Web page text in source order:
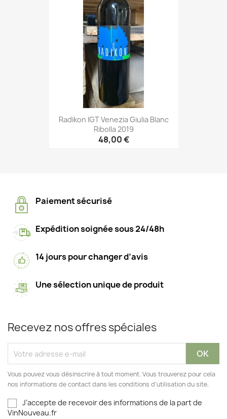
Radikon IGT Venezia Giulia Blanc
Ribolla 2019
48,00 €
Paiement sécurisé
Expédition soignée sous 24/48h
14 jours pour changer d’avis
Une sélection unique de produit
Recevez nos offres spéciales
Vous pouvez vous désinscrire à tout moment. Vous trouverez pour cela
nos informations de contact dans les conditions d'utilisation du site.
J’accepte de recevoir des informations de la part de
VinNouveau.fr